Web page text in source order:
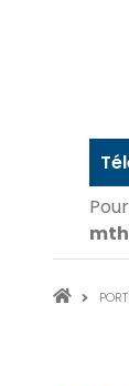
FIL